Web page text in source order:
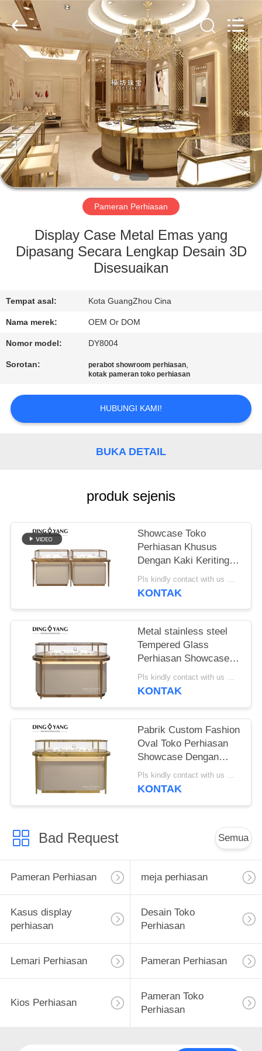
RUMAH
PRODUK
VIDEO
TENTANG
KAMI
PABRIK
KUALITAS
MINTA
KUTIPAN
COMPANY
NEWS
Commercial
Display
Furniture
Co.,
Ltd..
All
Rights
Reserved.
Pameran Perhiasan
Display Case Metal Emas yang
Dipasang Secara Lengkap Desain 3D
Disesuaikan
Tempat asal: Kota GuangZhou Cina
Nama merek: OEM Or DOM
Nomor model: DY8004
Sorotan: perabot showroom perhiasan,
kotak pameran toko perhiasan
HUBUNGI KAMI!
BUKA DETAIL
produk sejenis
Showcase Toko
Perhiasan Khusus
Dengan Kaki Keriting
Dan Panel Kaca
Tempered
Pls kindly contact with us MOQ:1 Toko atau 5 set
KONTAK
Metal stainless steel
Tempered Glass
Perhiasan Showcase
Tampilan dengan lampu
LED
Pls kindly contact with us MOQ:1 Toko atau 5 set
KONTAK
Pabrik Custom Fashion
Oval Toko Perhiasan
Showcase Dengan
Lampu Led
Pls kindly contact with us MOQ:1 Toko atau 5 set
KONTAK
Bad Request Semua
Pameran Perhiasan meja perhiasan
Kasus display
perhiasan
Desain Toko
Perhiasan
Lemari Perhiasan Pameran Perhiasan
Kios Perhiasan
Pameran Toko
Perhiasan